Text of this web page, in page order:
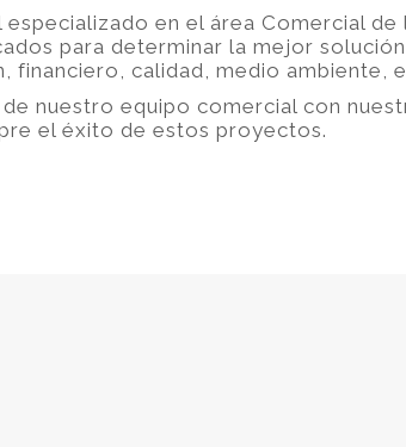
en el área Comercial
para determinar la mejor
financiero, calidad, medio ambiente,
nuestro equipo comercial con
el éxito de estos proyectos.